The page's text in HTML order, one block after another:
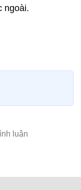
ngoài.